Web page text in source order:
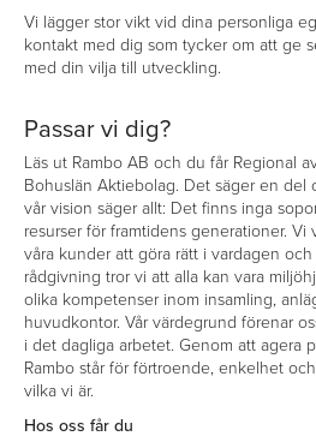
Vi lägger stor vikt vid dina personliga
kontakt med dig som tycker om att ge
med din vilja till utveckling.
Passar vi dig?
Läs ut Rambo AB och du får Regional
Bohuslän Aktiebolag. Det säger en del
vår vision säger allt: Det finns inga
resurser för framtidens generationer. Vi
våra kunder att göra rätt i vardagen
rådgivning tror vi att alla kan vara
olika kompetenser inom insamling,
huvudkontor. Vår värdegrund förenar
i det dagliga arbetet. Genom att agera
Rambo står för förtroende, enkelhet
vilka vi är.
Hos oss får du